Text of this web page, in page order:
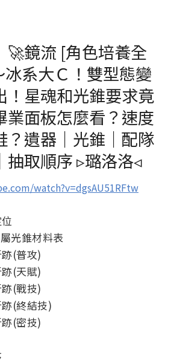
🚀鏡流 [角色培養全
系大Ｃ！雙型態變
星魂和光錐要求竟
業面板怎麼看？速度
？遺器｜光錐｜配隊
抽取順序 ▹璐洛洛◃
watch?v=dgsAU51RFtw
光錐材料表
(普攻)
(天賦)
(戰技)
(終結技)
(密技)